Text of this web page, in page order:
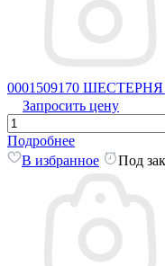
0001509170
Запросить цену
Подробнее
В избранное
Под